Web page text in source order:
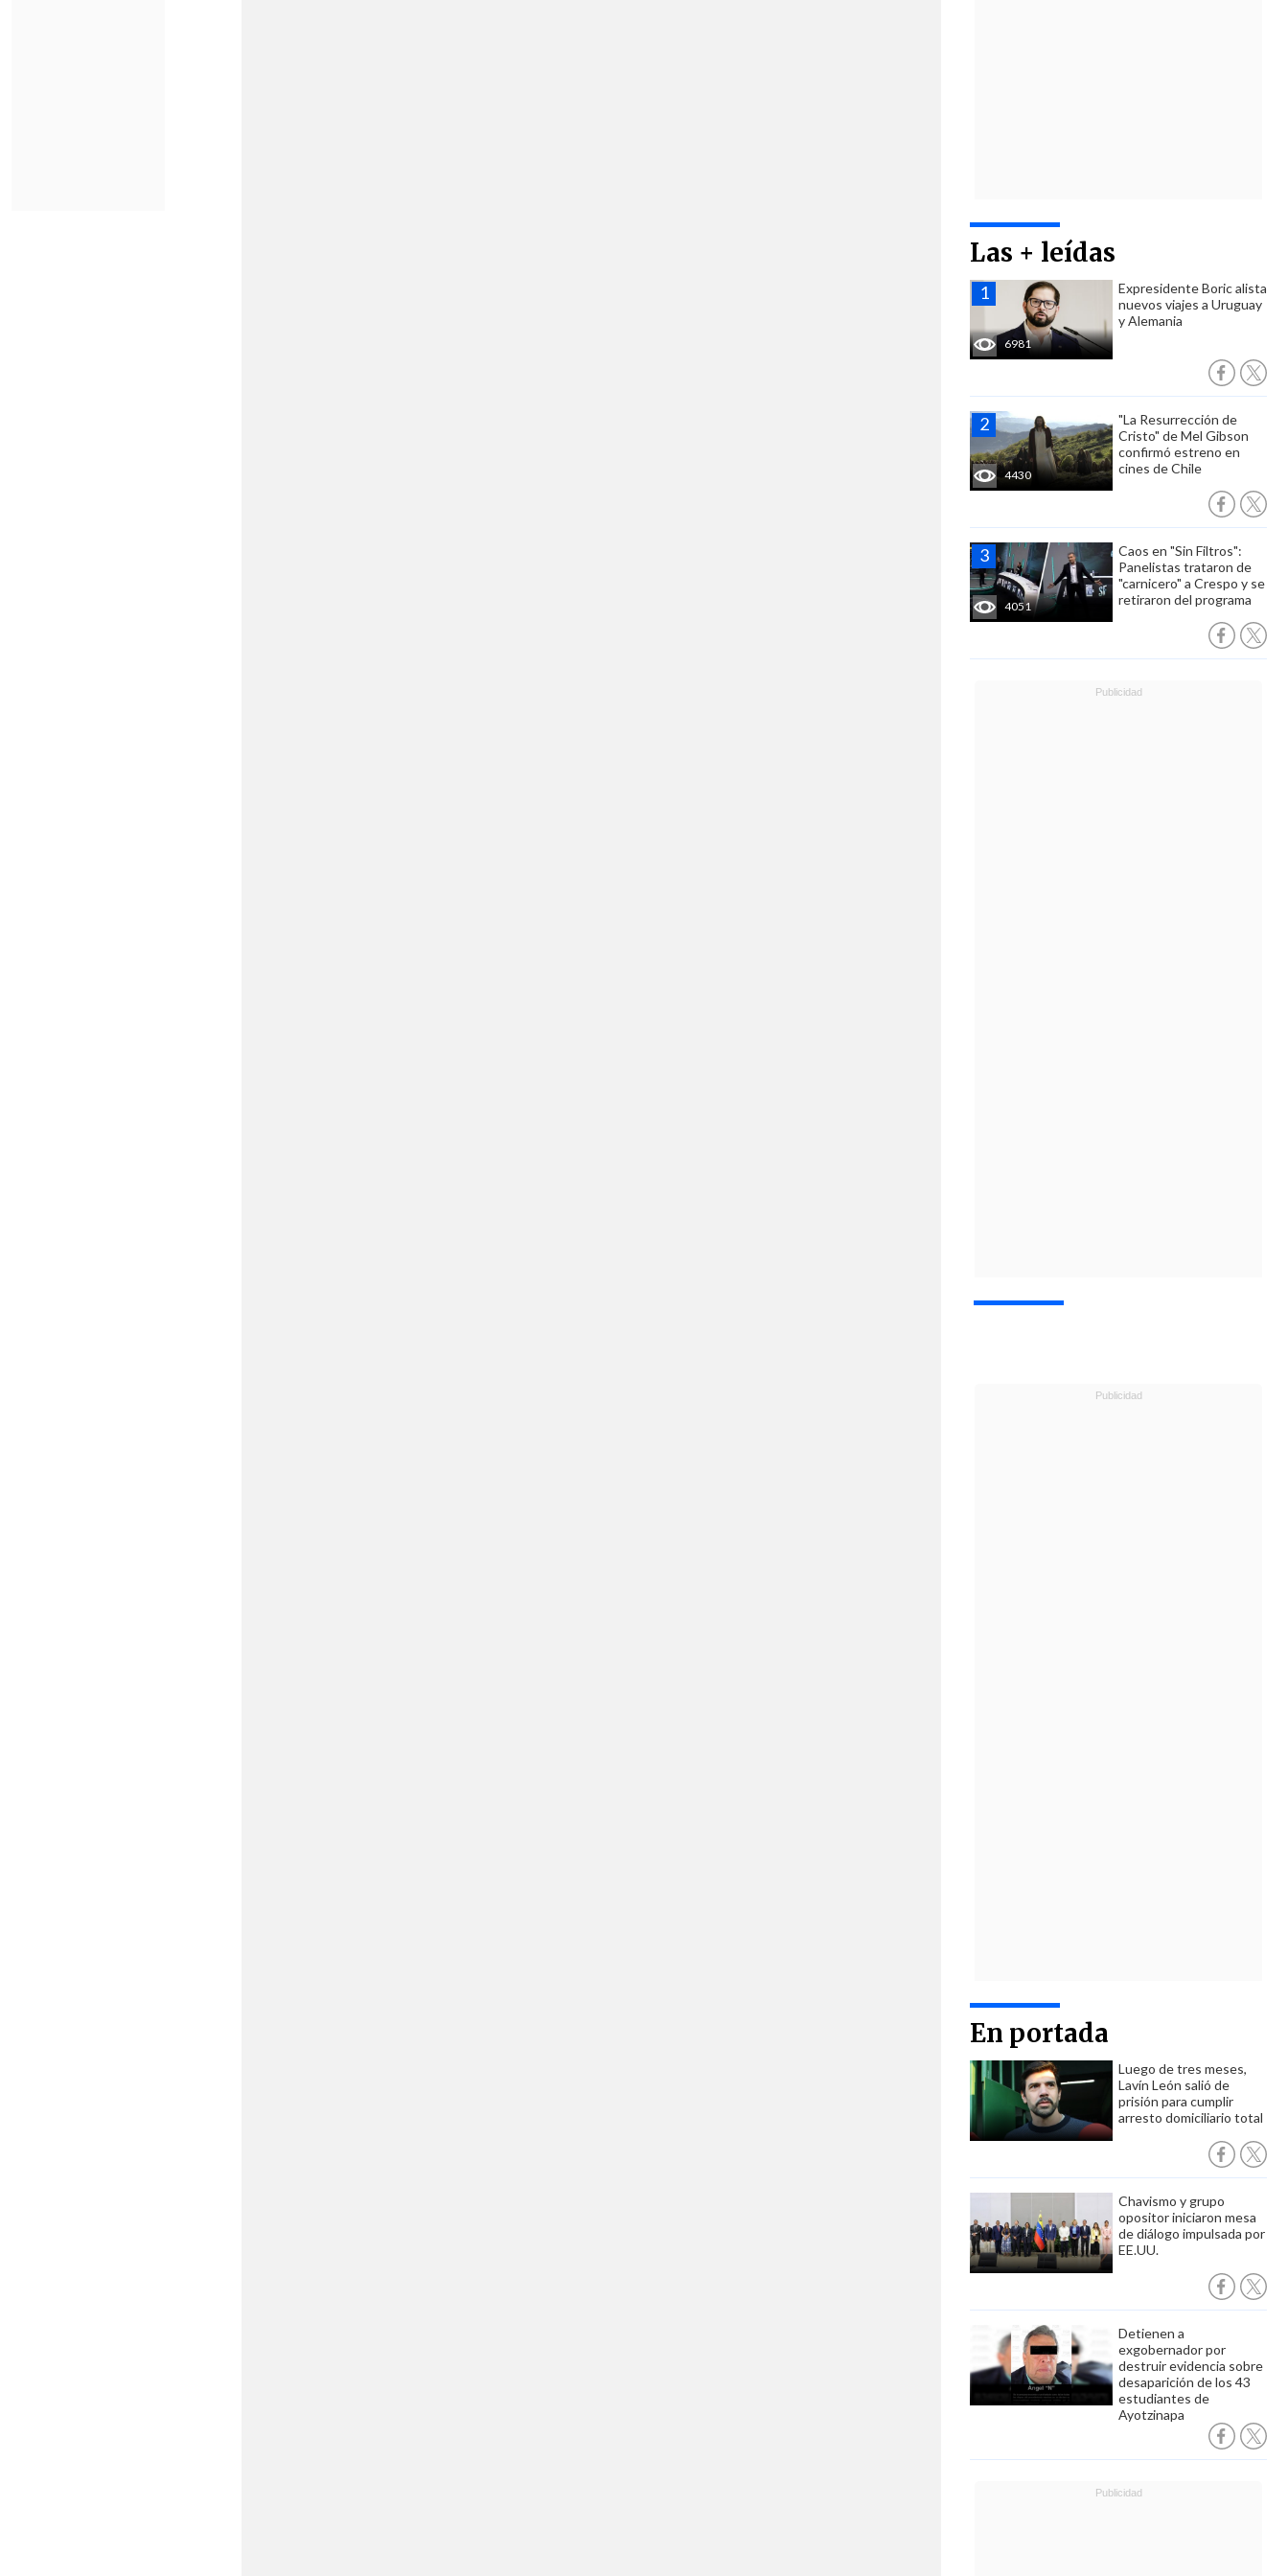
Las + leídas
6981
Expresidente Boric alista
nuevos viajes a Uruguay
y Alemania
4430
"La Resurrección de
Cristo" de Mel Gibson
confirmó estreno en
cines de Chile
4051
Caos en "Sin Filtros":
Panelistas trataron de
"carnicero" a Crespo y se
retiraron del programa
En portada
Luego de tres meses,
Lavín León salió de
prisión para cumplir
arresto domiciliario total
Chavismo y grupo
opositor iniciaron mesa
de diálogo impulsada por
EE.UU.
Detienen a
exgobernador por
destruir evidencia sobre
desaparición de los 43
estudiantes de
Ayotzinapa